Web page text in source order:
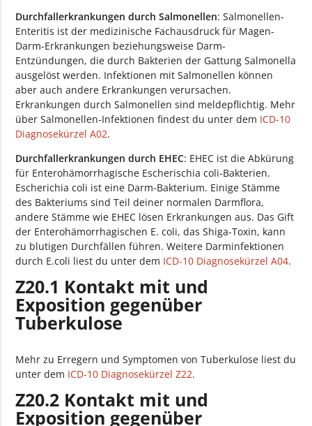
Durchfallerkrankungen durch Salmonellen: Salmonellen-
Enteritis ist der medizinische Fachausdruck für Magen-
Darm-Erkrankungen beziehungsweise Darm-
Entzündungen, die durch Bakterien der Gattung Salmonella
ausgelöst werden. Infektionen mit Salmonellen können
aber auch andere Erkrankungen verursachen.
Erkrankungen durch Salmonellen sind meldepflichtig. Mehr
über Salmonellen-Infektionen findest du unter dem ICD-10
Diagnosekürzel A02.
Durchfallerkrankungen durch EHEC: EHEC ist die Abkürung
für Enterohämorrhagische Escherischia coli-Bakterien.
Escherichia coli ist eine Darm-Bakterium. Einige Stämme
des Bakteriums sind Teil deiner normalen Darmflora,
andere Stämme wie EHEC lösen Erkrankungen aus. Das Gift
der Enterohämorrhagischen E. coli, das Shiga-Toxin, kann
zu blutigen Durchfällen führen. Weitere Darminfektionen
durch E.coli liest du unter dem ICD-10 Diagnosekürzel A04.
Z20.1 Kontakt mit und
Exposition gegenüber
Tuberkulose
Mehr zu Erregern und Symptomen von Tuberkulose liest du
unter dem ICD-10 Diagnosekürzel Z22.
Z20.2 Kontakt mit und
Exposition gegenüber